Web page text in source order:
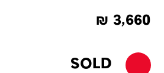
3,660
₪
SOLD